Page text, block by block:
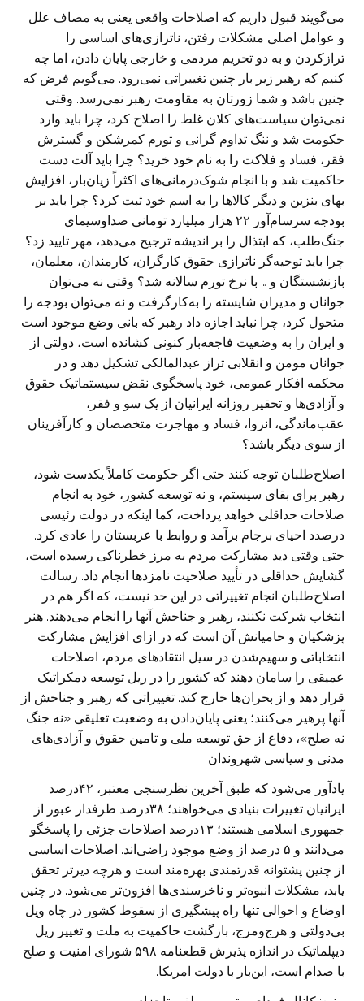
می‌گویند قبول داریم که اصلاحات واقعی یعنی به مصاف علل
و عوامل اصلی مشکلات رفتن، ناترازی‌های اساسی را
ترازکردن و به دو تحریم مردمی و خارجی پایان دادن، اما چه
کنیم که رهبر زیر بار چنین تغییراتی نمی‌رود. می‌گویم فرض که
چنین باشد و شما زورتان به مقاومت رهبر نمی‌رسد. وقتی
نمی‌توان سیاست‌های کلان غلط را اصلاح کرد، چرا باید وارد
حکومت شد و ننگ تداوم گرانی و تورم کمرشکن و گسترش
فقر، فساد و فلاکت را به نام خود خرید؟ چرا باید آلت دست
حاکمیت شد و با انجام شوک‌درمانی‌های اکثراً زیان‌بار، افزایش
بهای بنزین و دیگر کالاها را به اسم خود ثبت کرد؟ چرا باید بر
بودجه سرسام‌آور ۲۲ هزار میلیارد تومانی صداوسیمای
جنگ‌طلب، که ابتذال را بر اندیشه ترجیح می‌دهد، مهر تایید زد؟
چرا باید توجیه‌گر ناترازی حقوق کارگران، کارمندان، معلمان،
بازنشستگان و … با نرخ تورم سالانه شد؟ وقتی نه می‌توان
جوانان و مدیران شایسته را به‌کارگرفت و نه می‌توان بودجه را
متحول کرد، چرا نباید اجازه داد رهبر که بانی وضع موجود است
و ایران را به وضعیت فاجعه‌بار کنونی کشانده است، دولتی از
جوانان مومن و انقلابی تراز عبدالمالکی تشکیل دهد و در
محکمه افکار عمومی، خود پاسخگوی نقض سیستماتیک حقوق
و آزادی‌ها و تحقیر روزانه ایرانیان از یک سو و فقر،
عقب‌ماندگی، انزوا، فساد و مهاجرت متخصصان و کارآفرینان
از سوی دیگر باشد؟
اصلاح‌طلبان توجه کنند حتی اگر حکومت کاملاً یکدست شود،
رهبر برای بقای سیستم، و نه توسعه کشور، خود به انجام
صلاحات حداقلی خواهد پرداخت، کما اینکه در دولت رئیسی
درصدد احیای برجام برآمد و روابط با عربستان را عادی کرد.
حتی وقتی دید مشارکت مردم به مرز خطرناکی رسیده است،
گشایش حداقلی در تأیید صلاحیت نامزدها انجام داد. رسالت
اصلاح‌طلبان انجام تغییراتی در این حد نیست، که اگر هم در
انتخاب شرکت نکنند، رهبر و جناحش آنها را انجام می‌دهند. هنر
پزشکیان و حامیانش آن است که در ازای افزایش مشارکت
انتخاباتی و سهیم‌شدن در سیل انتقادهای مردم، اصلاحات
عمیقی را سامان دهند که کشور را در ریل توسعه دمکراتیک
قرار دهد و از بحران‌ها خارج کند. تغییراتی که رهبر و جناحش از
آنها پرهیز می‌کنند؛ یعنی پایان‌دادن به وضعیت تعلیقی «نه جنگ
نه صلح»، دفاع از حق توسعه ملی و تامین حقوق و آزادی‌های
مدنی و سیاسی شهروندان
یادآور می‌شود که طبق آخرین نظرسنجی معتبر، ۴۲درصد
ایرانیان تغییرات بنیادی می‌خواهند؛ ۳۸درصد طرفدار عبور از
جمهوری اسلامی هستند؛ ۱۳درصد اصلاحات جزئی را پاسخگو
می‌دانند و ۵ درصد از وضع موجود راضی‌اند. اصلاحات اساسی
از چنین پشتوانه قدرتمندی بهره‌مند است و هرچه دیرتر تحقق
یابد، مشکلات انبوه‌تر و ناخرسندی‌ها افزون‌تر می‌شود. در چنین
اوضاع و احوالی تنها راه پیشگیری از سقوط کشور در چاه ویل
بی‌دولتی و هرج‌ومرج، بازگشت حاکمیت به ملت و تغییر ریل
دیپلماتیک در اندازه پذیرش قطعنامه ۵۹۸ شورای امنیت و صلح
با صدام است، این‌بار با دولت امریکا.